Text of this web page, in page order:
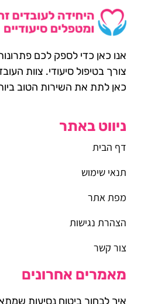
אנו כאן כדי לספק לכם
צורך בטיפול סיעודי. צוות
כאן לתת את השירות הטוב
ניווט באתר
דף הבית
תנאי שימוש
מפת אתר
הצהרת נגישות
צור קשר
מאמרים אחרונים
איך לבחור ביטוח נסיעות